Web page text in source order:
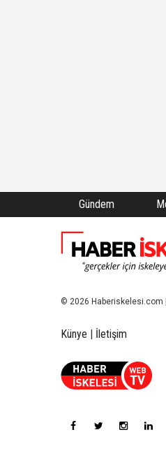
Gündem
© 2026 Haberiskelesi.com |
Künye | İletişim